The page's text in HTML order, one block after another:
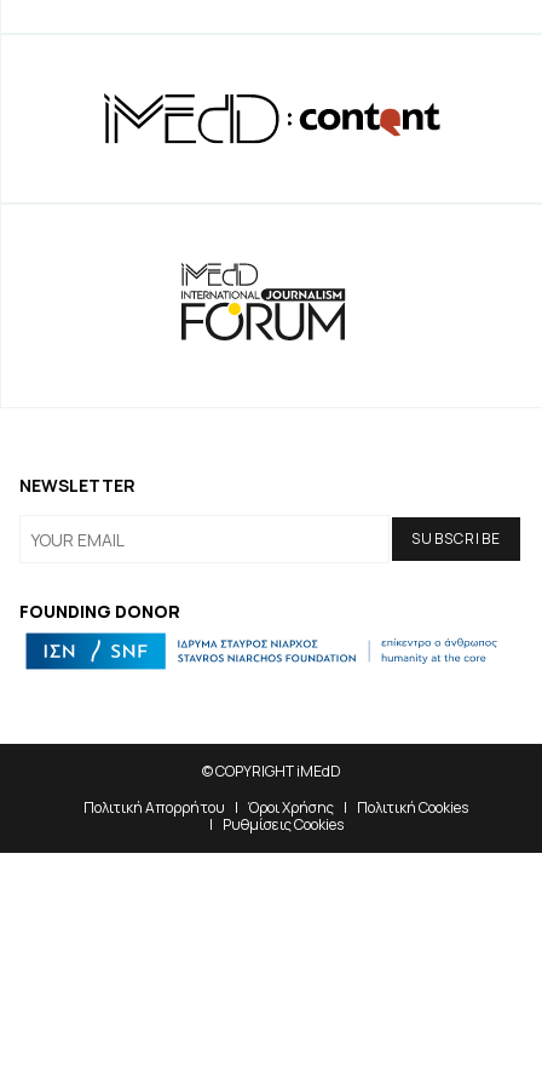
FOUNDING DONOR
NEWSLETTER
© COPYRIGHT iMEdD
Πολιτική Απορρήτου
Όροι Χρήσης
Πολιτική Cookies
Ρυθμίσεις Cookies